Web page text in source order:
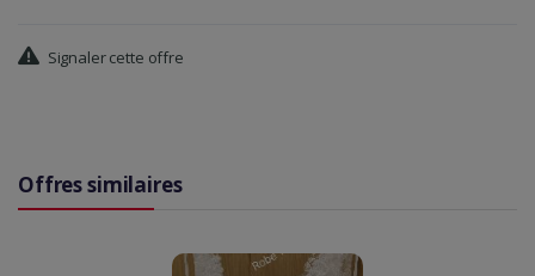
Signaler cette offre
Offres similaires